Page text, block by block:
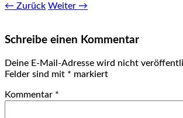
← Zurück Weiter →
Schreibe einen Kommentar
Deine E-Mail-Adresse wird nicht
Felder sind mit * markiert
Kommentar *